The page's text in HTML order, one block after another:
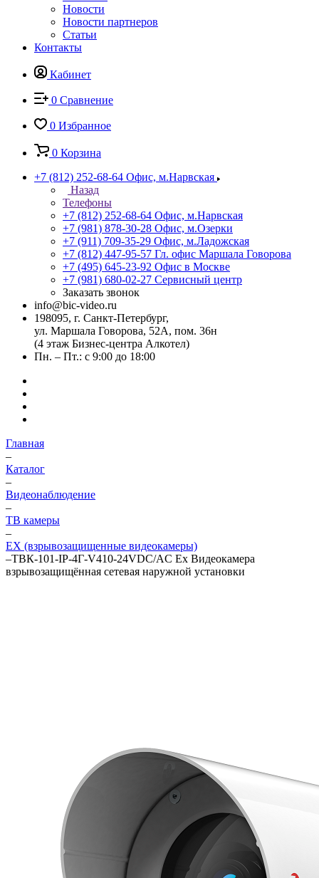
Новости
Новости партнеров
Статьи
Контакты
Кабинет
0 Сравнение
0 Избранное
0 Корзина
+7 (812) 252-68-64 Офис, м.Нарвская
Назад
Телефоны
+7 (812) 252-68-64 Офис, м.Нарвская
+7 (981) 878-30-28 Офис, м.Озерки
+7 (911) 709-35-29 Офис, м.Ладожская
+7 (812) 447-95-57 Гл. офис Маршала Говорова
+7 (495) 645-23-92 Офис в Москве
+7 (981) 680-02-27 Сервисный центр
Заказать звонок
info@bic-video.ru
198095, г. Санкт-Петербург,
ул. Маршала Говорова, 52А, пом. 36н
(4 этаж Бизнес-центра Алкотел)
Пн. – Пт.: с 9:00 до 18:00
Главная
–
Каталог
–
Видеонаблюдение
–
ТВ камеры
–
EX (взрывозащищенные видеокамеры)
–ТВК-101-IP-4Г-V410-24VDC/AC Ex Видеокамера
взрывозащищённая сетевая наружной установки